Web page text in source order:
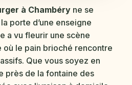
à Chambéry ne se
porte d’une enseigne
a vu fleurir une scène
où le pain brioché rencontre
Que vous soyez en
près de la fontaine des